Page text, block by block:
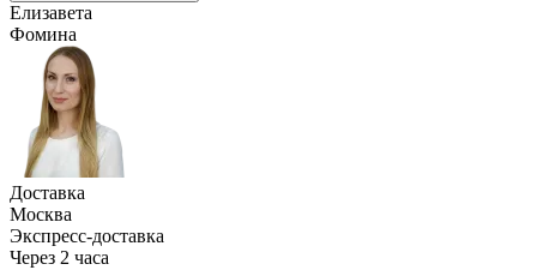
Елизавета
Фомина
Доставка
Москва
Экспресс-доставка
Через 2 часа